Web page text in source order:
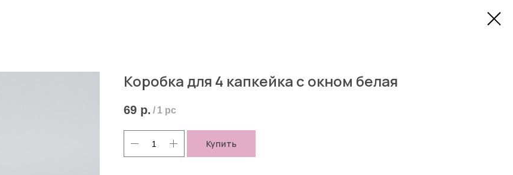
Коробка для 4 капкейка с окном белая
69 р. / 1 pc
Купить